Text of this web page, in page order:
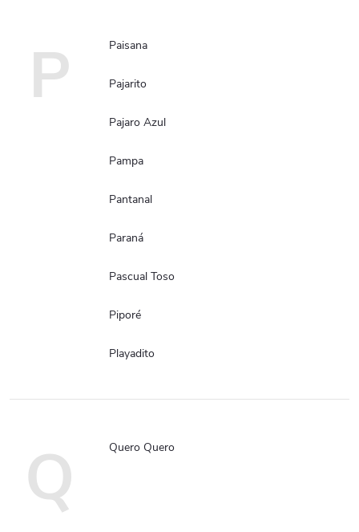
P Paisana
Pajarito
Pajaro Azul
Pampa
Pantanal
Paraná
Pascual Toso
Piporé
Playadito
Q Quero Quero